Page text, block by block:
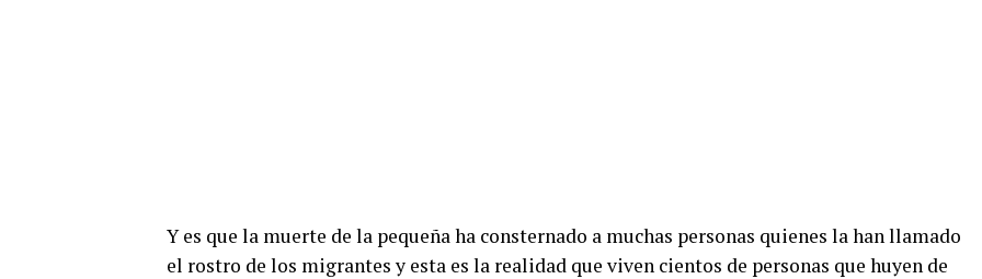
Y es que la muerte de la pequeña ha consternado a muchas personas quienes la han llamado
el rostro de los migrantes y esta es la realidad que viven cientos de personas que huyen de